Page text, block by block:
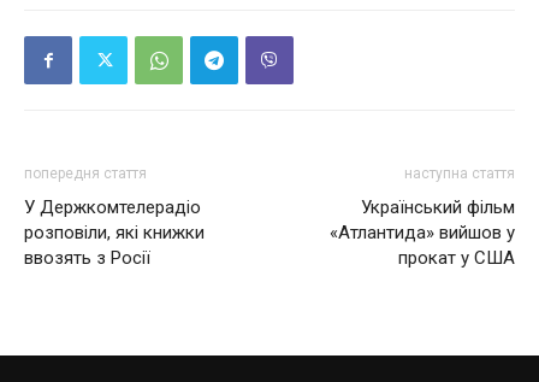
попередня стаття
У Держкомтелерадіо
розповіли, які книжки
ввозять з Росії
наступна стаття
Український фільм
«Атлантида» вийшов у
прокат у США